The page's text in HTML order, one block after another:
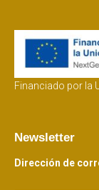
Financiado por la
Newsletter
Dirección de